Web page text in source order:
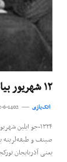
۱۲ شهریور بیاننامه‌سی ۷۸ یاشیندا
اتک‌یازی 6-1402
صینف و طبقه‌لرینه
یعنی آذربایجان